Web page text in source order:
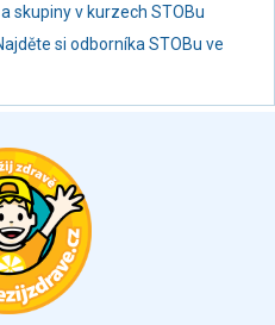
výrobky
skupiny v kurzech STOBu
si odborníka STOBu ve